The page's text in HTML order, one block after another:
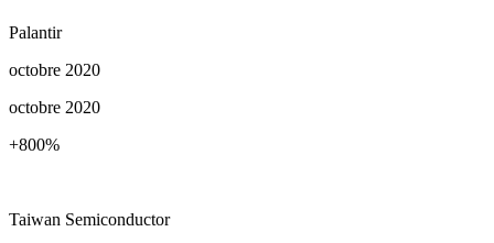
Palantir
octobre 2020
octobre 2020
+800%
Taiwan Semiconductor